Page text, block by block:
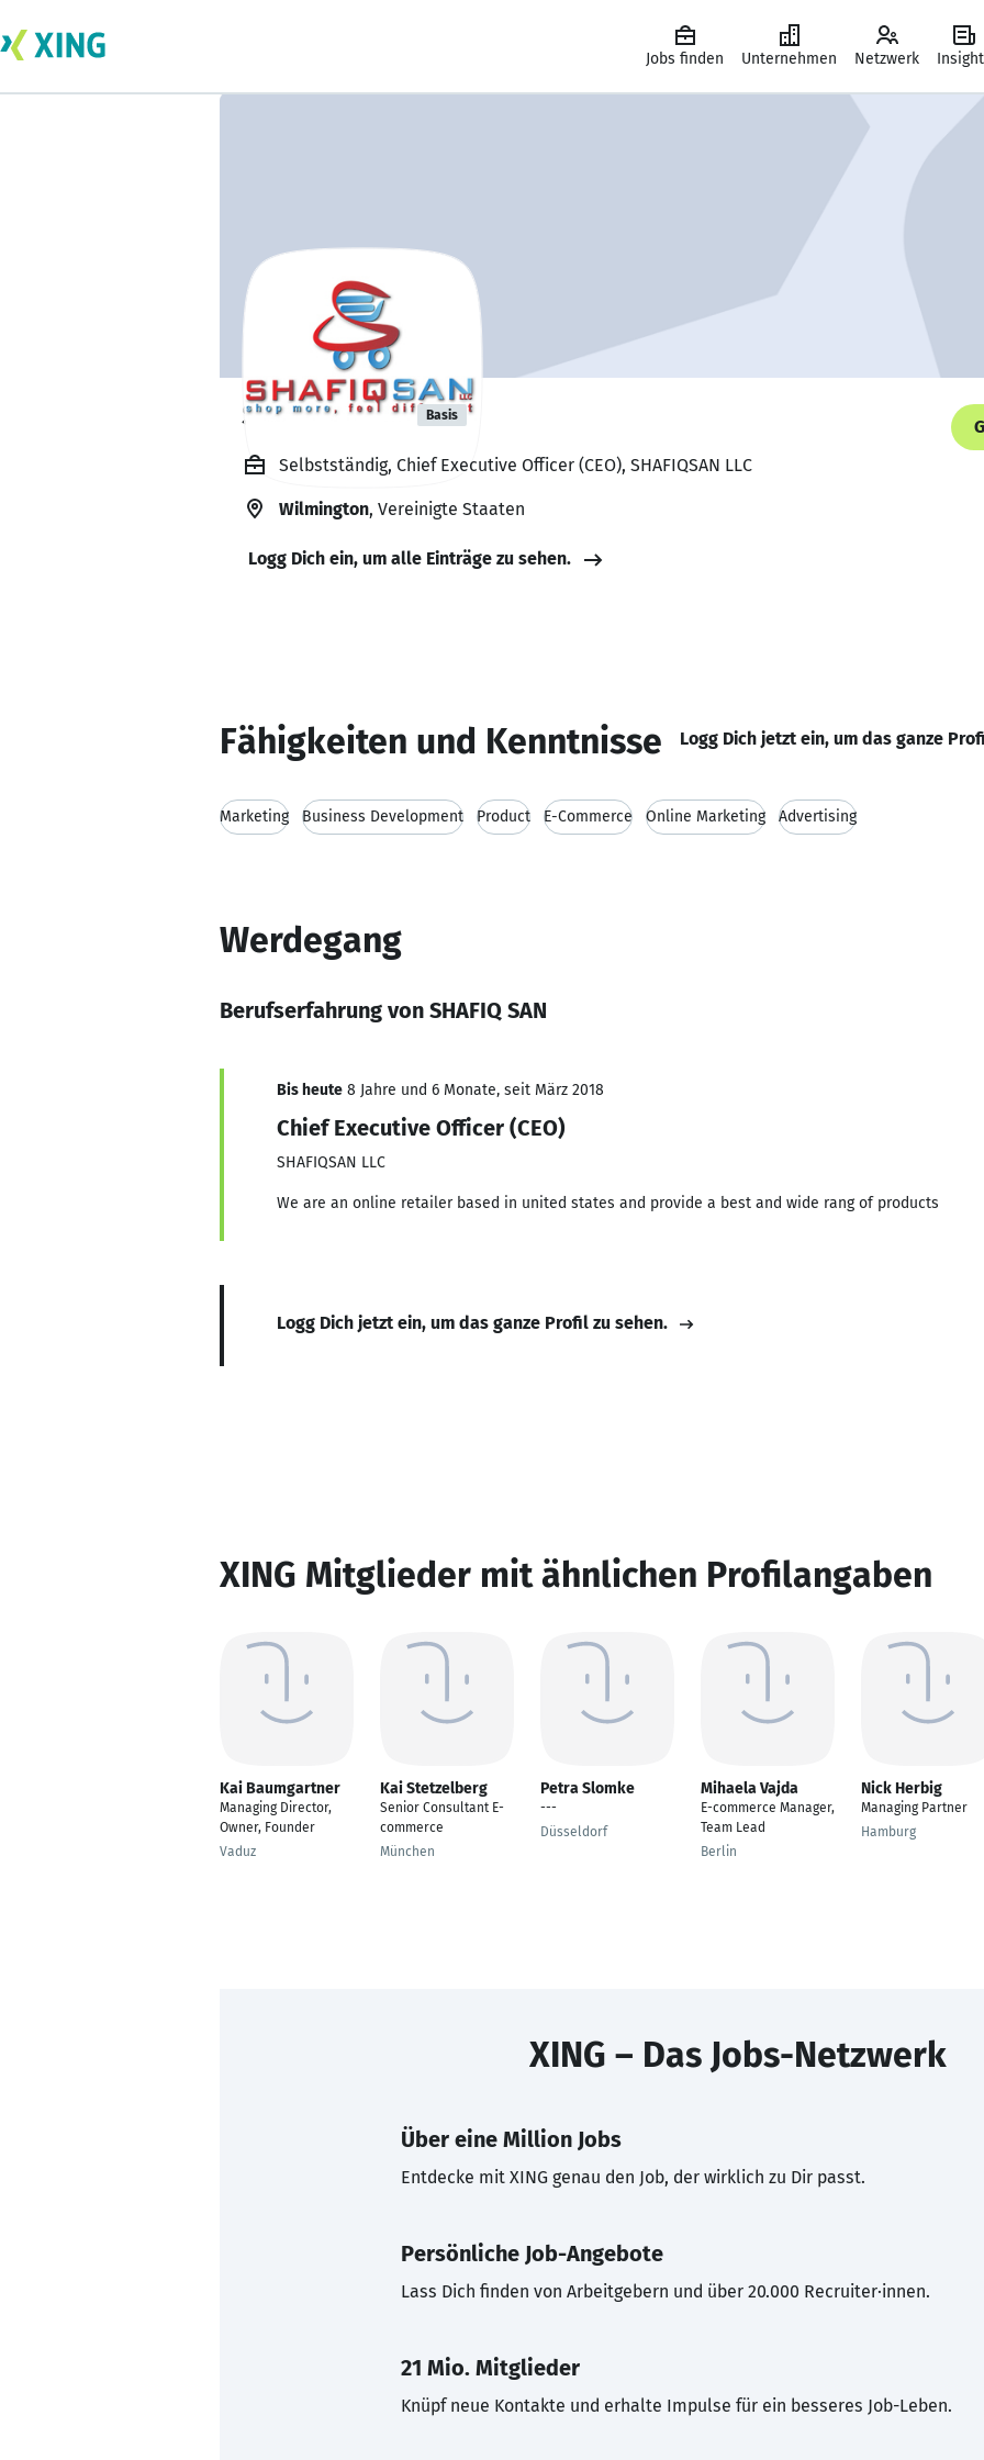
Jobs finden Unternehmen Netzwerk
SHAFIQ SAN Basis
Selbstständig, Chief Executive Officer (CEO), SHAFIQSAN LLC
Wilmington, Vereinigte Staaten
Logg Dich ein, um alle Einträge zu sehen.
Fähigkeiten und Kenntnisse Logg Dich jetzt ein, um das ganze
Marketing Business Development Product E-Commerce Online Marketing Advertising
Werdegang
Berufserfahrung von SHAFIQ SAN
Bis heute 8 Jahre und 6 Monate, seit März 2018
Chief Executive Officer (CEO)
SHAFIQSAN LLC
We are an online retailer based in united states and provide a best and wide rang of products
Logg Dich jetzt ein, um das ganze Profil zu sehen.
XING Mitglieder mit ähnlichen Profilangaben
Kai Baumgartner
Managing Director,
Owner, Founder
Vaduz
Kai Stetzelberg
Senior Consultant E-
commerce
München
Petra Slomke
---
Düsseldorf
Mihaela Vajda
E-commerce Manager,
Team Lead
Berlin
Nick Herbig
Managing Partner
Hamburg
XING – Das Jobs-Netzwerk
Über eine Million Jobs
Entdecke mit XING genau den Job, der wirklich zu Dir passt.
Persönliche Job-Angebote
Lass Dich finden von Arbeitgebern und über 20.000 Recruiter·innen.
21 Mio. Mitglieder
Knüpf neue Kontakte und erhalte Impulse für ein besseres Job-Leben.